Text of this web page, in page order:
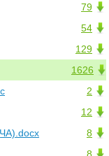
79
54
129
1626
2
12
8
8